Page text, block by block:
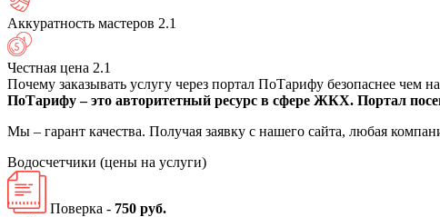
Аккуратность мастеров 2.1
Честная цена 2.1
Почему заказывать услугу через портал ПоТарифу безопаснее чем
ПоТарифу – это авторитетный ресурс в сфере ЖКХ. Портал
Мы – гарант качества. Получая заявку с нашего сайта, любая
Водосчетчики (цены на услуги)
Поверка - 750 руб.